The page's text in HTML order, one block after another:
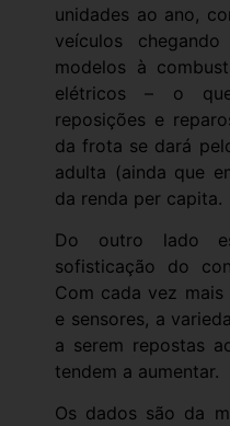
unidades ao ano,
veículos
modelos à
elétricos – o
reposições e
da frota se dará
adulta (ainda que
da renda per capita.
Do outro lado
sofisticação do
Com cada vez
e sensores, a
a serem repostas
tendem a aumentar.
Os dados são da